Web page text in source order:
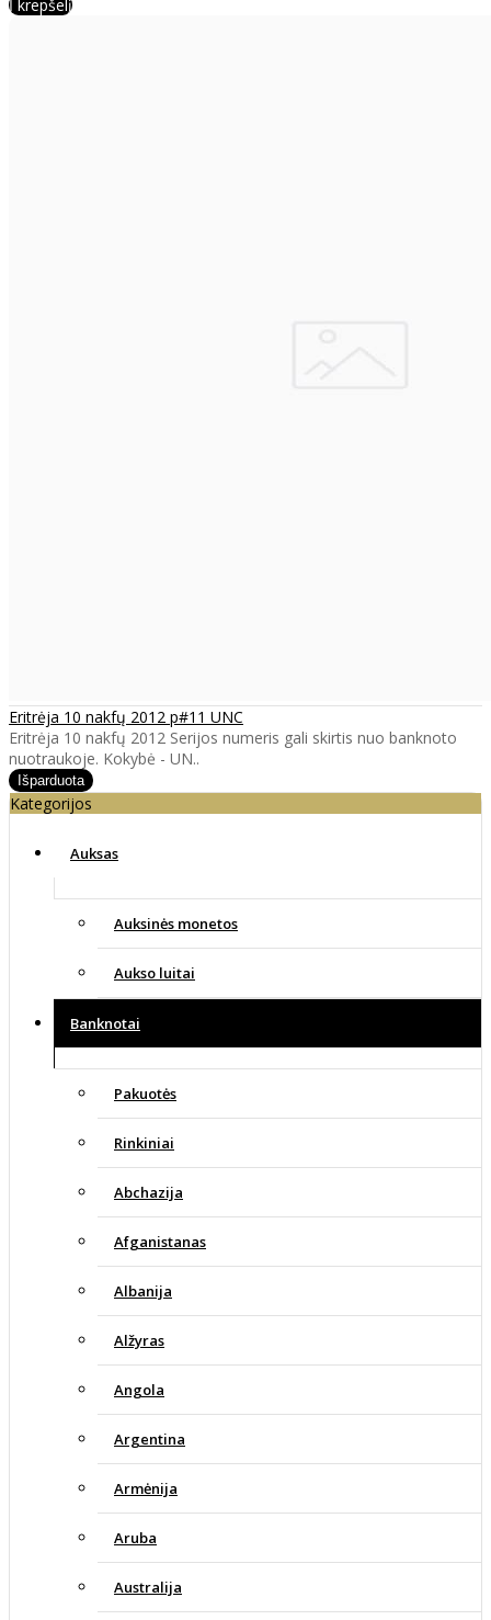
Į krepšelį
Eritrėja 10 nakfų 2012 p#11 UNC
Eritrėja 10 nakfų 2012 Serijos numeris gali skirtis nuo banknoto
nuotraukoje. Kokybė - UN..
Kategorijos
Auksas
Auksinės monetos
Aukso luitai
Banknotai
Pakuotės
Rinkiniai
Abchazija
Afganistanas
Albanija
Alžyras
Angola
Argentina
Armėnija
Aruba
Australija